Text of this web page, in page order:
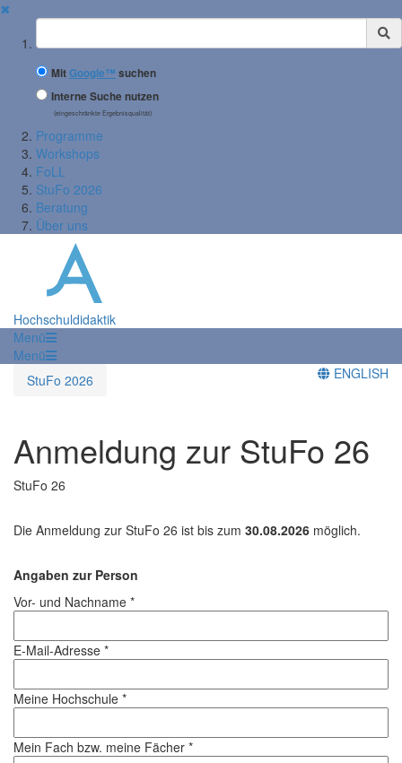
✖
Suchbegriff
MitGoogle™ suchen
Interne Suche nutzen
(eingeschränkte Ergebnisqualität)
Programme
Workshops
FoLL
StuFo 2026
Beratung
Über uns
Hochschuldidaktik
Menü
Menü
StuFo 2026
ENGLISH
Anmeldung zur StuFo 26
StuFo 26
Die Anmeldung zur StuFo 26 ist bis zum 30.08.2026 möglich.
Angaben zur Person
Vor- und Nachname *
E-Mail-Adresse *
Meine Hochschule *
Mein Fach bzw. meine Fächer *